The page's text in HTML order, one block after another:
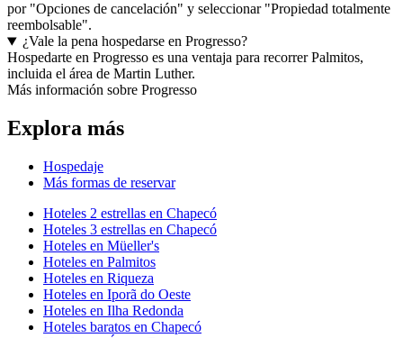
por "Opciones de cancelación" y seleccionar "Propiedad totalmente
reembolsable".
¿Vale la pena hospedarse en Progresso?
Hospedarte en Progresso es una ventaja para recorrer Palmitos,
incluida el área de Martin Luther.
Más información sobre Progresso
Explora más
Hospedaje
Más formas de reservar
Hoteles 2 estrellas en Chapecó
Hoteles 3 estrellas en Chapecó
Hoteles en Müeller's
Hoteles en Palmitos
Hoteles en Riqueza
Hoteles en Iporã do Oeste
Hoteles en Ilha Redonda
Hoteles baratos en Chapecó